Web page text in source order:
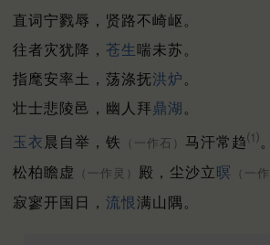
直词宁戮辱，贤路不崎岖。
往者灾犹降， 苍生 喘未苏。
指麾安率土，荡涤抚洪炉 。
壮士悲陵邑，幽人拜鼎湖 。
玉衣 晨自举，铁 （一作石） 马汗常趋⑴ 。
松柏瞻虚
（一作灵） 殿，尘沙立 暝 （一
寂寥开国日， 流恨满山隅。